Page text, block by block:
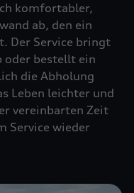
komfortabler,
ab, den ein
Der Service bringt
oder bestellt ein
die Abholung
Leben leichter und
vereinbarten Zeit
Service wieder